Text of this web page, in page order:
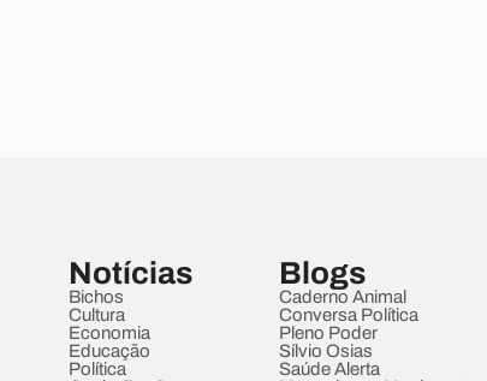
Notícias
Bichos
Cultura
Economia
Educação
Política
Blogs
Caderno Animal
Conversa Política
Pleno Poder
Sílvio Osias
Saúde Alerta